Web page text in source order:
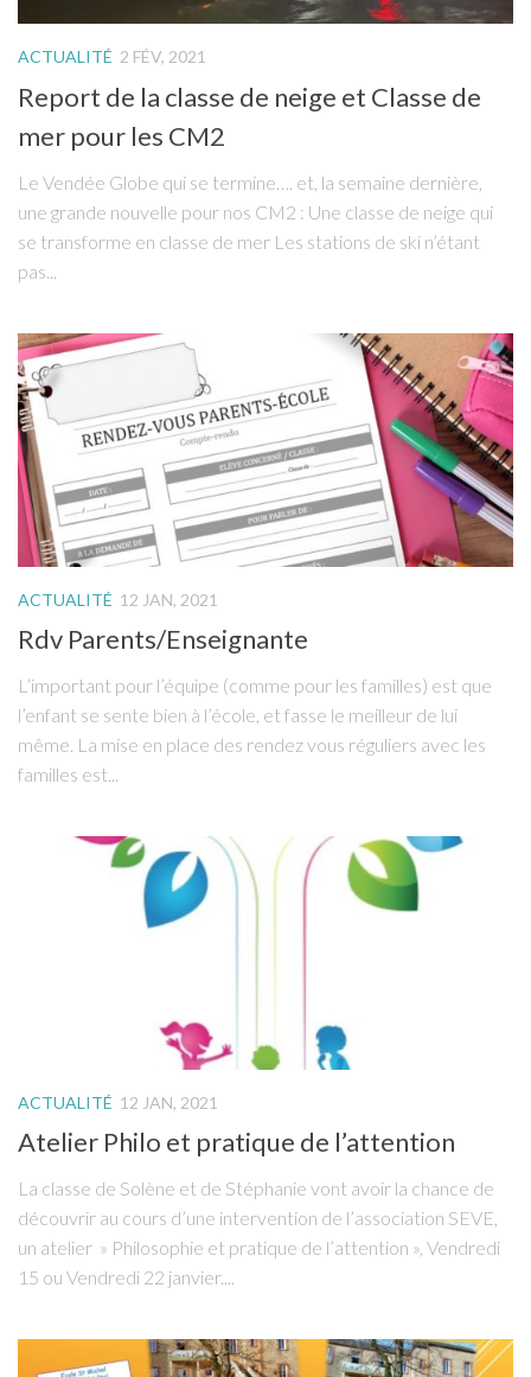
ACTUALITÉ 2 FÉV, 2021
Report de la classe de neige et Classe de
mer pour les CM2
Le Vendée Globe qui se termine…. et, la semaine dernière,
une grande nouvelle pour nos CM2 : Une classe de neige qui
se transforme en classe de mer Les stations de ski n’étant
pas...
ACTUALITÉ 12 JAN, 2021
Rdv Parents/Enseignante
L’important pour l’équipe (comme pour les familles) est que
l’enfant se sente bien à l’école, et fasse le meilleur de lui
même. La mise en place des rendez vous réguliers avec les
familles est...
ACTUALITÉ 12 JAN, 2021
Atelier Philo et pratique de l’attention
La classe de Solène et de Stéphanie vont avoir la chance de
découvrir au cours d’une intervention de l’association SEVE,
un atelier » Philosophie et pratique de l’attention », Vendredi
15 ou Vendredi 22 janvier....